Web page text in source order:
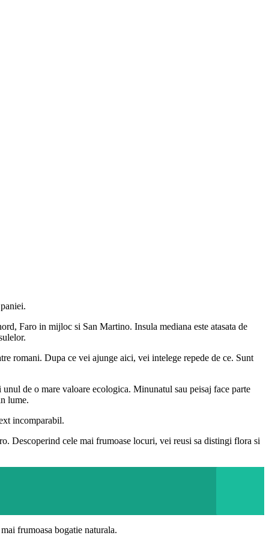
Faro in mijloc si San Martino. Insula mediana este atasata de
romani. Dupa ce vei ajunge aici, vei intelege repede de ce. Sunt
de o mare valoare ecologica. Minunatul sau peisaj face parte
lume.
incomparabil.
Descoperind cele mai frumoase locuri, vei reusi sa distingi flora si
frumoasa bogatie naturala.